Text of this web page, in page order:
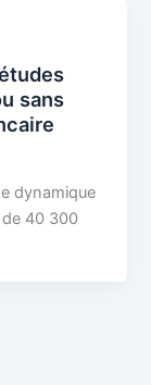
sans
dynamique
de 40 300